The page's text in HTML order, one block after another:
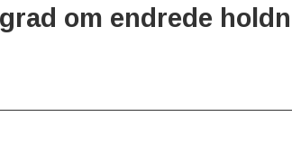
om endrede